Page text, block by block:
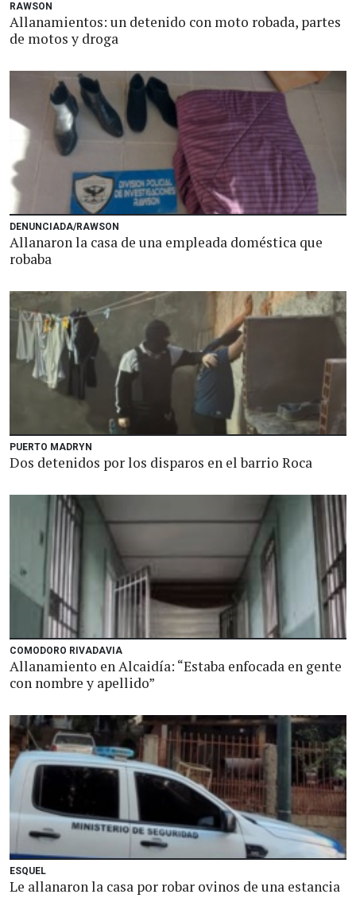
RAWSON
Allanamientos: un detenido con moto robada, partes
de motos y droga
DENUNCIADA/RAWSON
Allanaron la casa de una empleada doméstica que
robaba
PUERTO MADRYN
Dos detenidos por los disparos en el barrio Roca
COMODORO RIVADAVIA
Allanamiento en Alcaidía: “Estaba enfocada en gente
con nombre y apellido”
ESQUEL
Le allanaron la casa por robar ovinos de una estancia